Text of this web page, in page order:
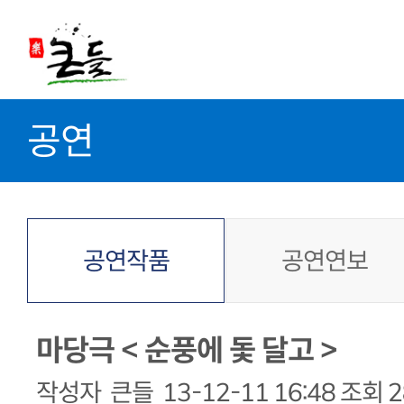
공연
공연작품 공연연보
마당극 < 순풍에 돛 달고 >
작성자 큰들 13-12-11 16:48조회